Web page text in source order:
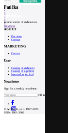
1
2
3
4
5
6
PrevNext
Patička
internet center of architecture
ABOUT
Our store
Contact
MARKETING
Contact
User
Catalog of architects
Catalog of suppliers
Insert ad to job find
Newsletter
Sign for a weekly newsletter:
Fill in „nospam“
© Archiweb, s.r.o. 1997-2026
ISSN: 1801-3902